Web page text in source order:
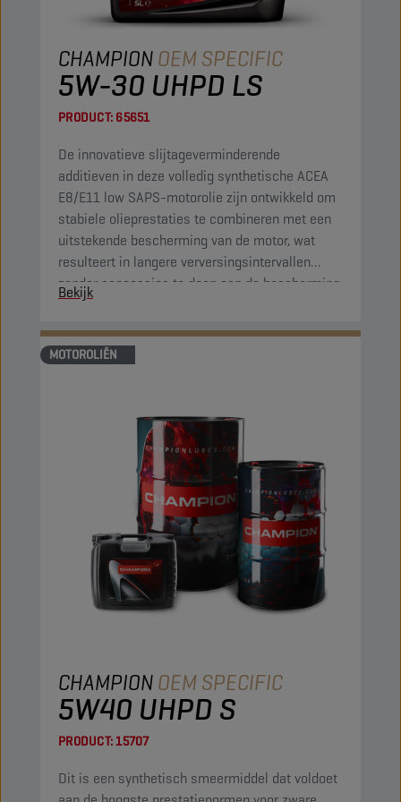
CHAMPIONOEM SPECIFIC
5W-30 UHPD LS
PRODUCT: 65651
De innovatieve slijtageverminderende
additieven in deze volledig synthetische ACEA
E8/E11 low SAPS-motorolie zijn ontwikkeld om
stabiele olieprestaties te combineren met een
uitstekende bescherming van de motor, wat
resulteert in langere verversingsintervallen
zonder concessies te doen aan de bescherming
van de motor.
Bekijk
MOTOROLIËN
CHAMPIONOEM SPECIFIC
5W40 UHPD S
PRODUCT:15707
Dit is een synthetisch smeermiddel dat voldoet